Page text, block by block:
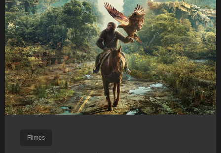
Filmes